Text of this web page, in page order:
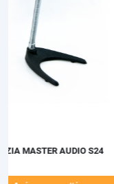
ΓΕΡΑΝΟΣ